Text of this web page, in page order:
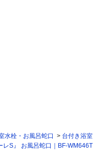
水栓・お風呂蛇口
台付き浴室
レS』 お風呂蛇口｜BF-WM646T